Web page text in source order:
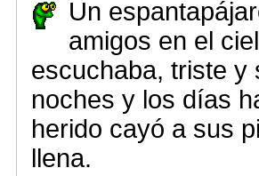
Un
amigos en el
escuchaba, triste y
noches y los días
herido cayó a sus
llena.